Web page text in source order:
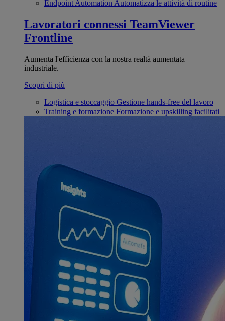
Endpoint Automation Automatizza le attività di routine
Lavoratori connessi TeamViewer
Frontline
Aumenta l'efficienza con la nostra realtà aumentata
industriale.
Scopri di più
Logistica e stoccaggio Gestione hands-free del lavoro
Training e formazione Formazione e upskilling facilitati